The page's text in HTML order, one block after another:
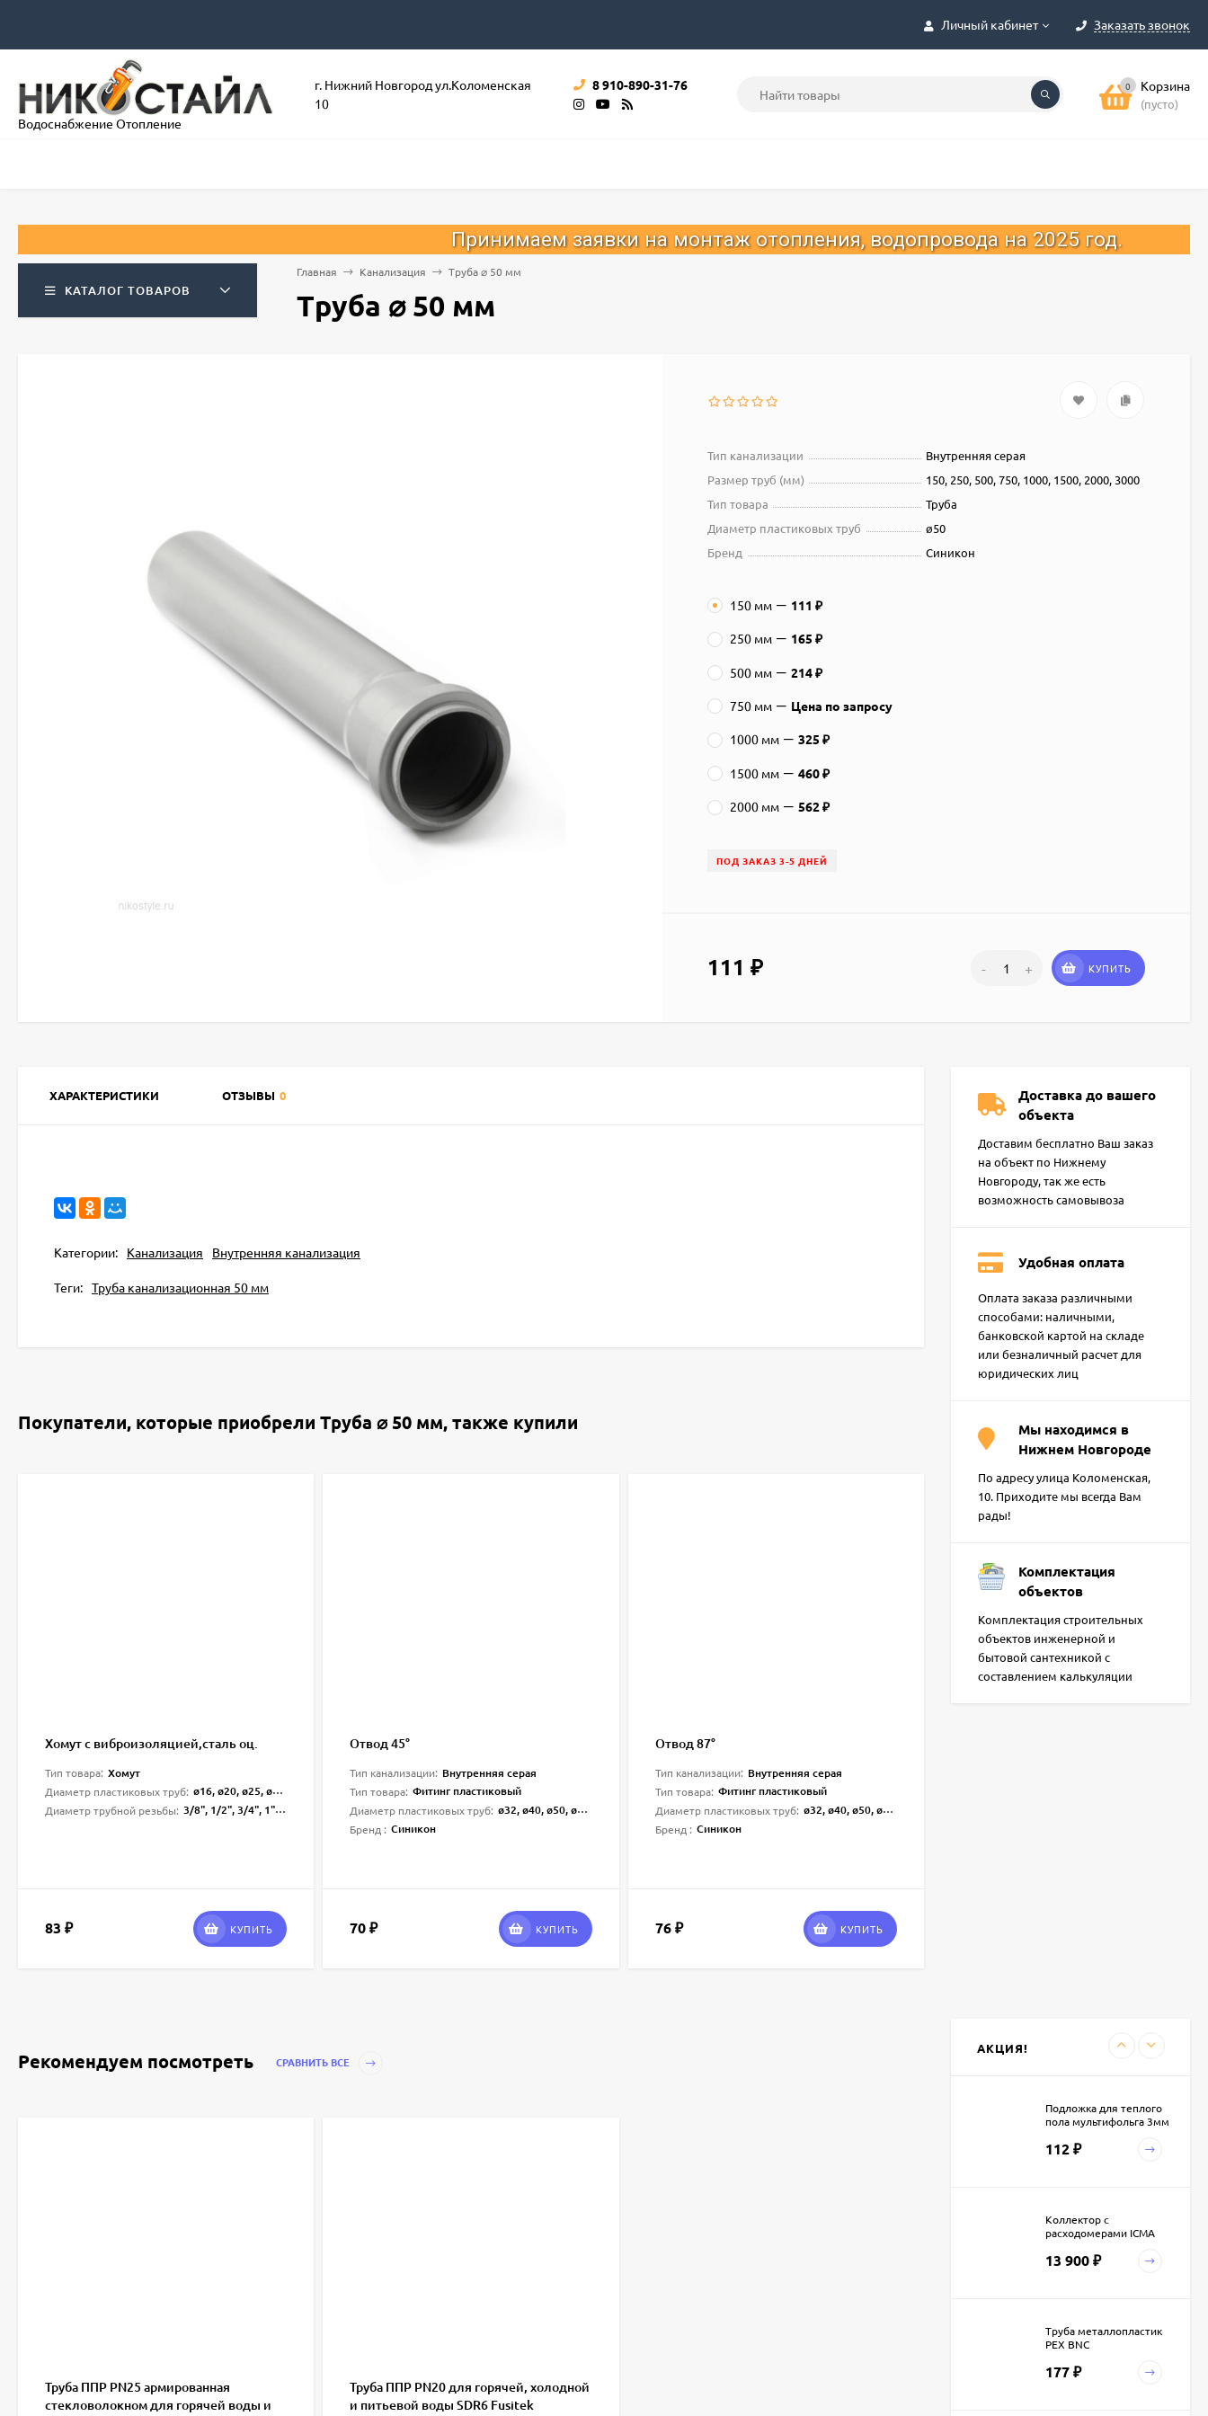
Личный кабинет Заказать звонок
Водоснабжение Отопление
г. Нижний Новгород ул.Коломенская
10
8 910-890-31-76 0 Корзина
(пусто)
Принимаем заявки на монтаж отопления, водопровода на 2025 год.
КАТАЛОГ ТОВАРОВ
Главная Канализация Труба ⌀ 50 мм
Труба ⌀ 50 мм
Тип канализации
Внутренняя серая
Размер труб (мм)
150, 250, 500, 750, 1000, 1500, 2000, 3000
Тип товара
Труба
Диаметр пластиковых труб
ø50
Бренд
Синикон
150 мм 111₽
250 мм 165₽
500 мм 214₽
750 мм Цена по запросу
1000 мм 325₽
1500 мм 460₽
2000 мм 562₽
ПОД ЗАКАЗ 3-5 ДНЕЙ
111₽ - + КУПИТЬ
ХАРАКТЕРИСТИКИ ОТЗЫВЫ 0
Категории: Канализация Внутренняя канализация
Теги: Труба канализационная 50 мм
Покупатели, которые приобрели Труба ⌀ 50 мм, также купили
Хомут c виброизоляцией,сталь оц.
Тип товара: Хомут
Диаметр пластиковых труб: ø16, ø20, ø25, ø32, ø40, ø50, ø63, ø75, ø110
Диаметр трубной резьбы: 3/8", 1/2", 3/4", 1", 11/4", 11/2", 2", 2 1/2", 4"
83 ₽ КУПИТЬ
Отвод 45°
Тип канализации: Внутренняя серая
Тип товара: Фитинг пластиковый
Диаметр пластиковых труб: ø32, ø40, ø50, ø110
Бренд : Синикон
70₽ КУПИТЬ
Отвод 87°
Тип канализации: Внутренняя серая
Тип товара: Фитинг пластиковый
Диаметр пластиковых труб: ø32, ø40, ø50, ø110
Бренд : Синикон
76 ₽ КУПИТЬ
Рекомендуем посмотреть СРАВНИТЬ ВСЕ
Труба ППР PN25 армированная
стекловолокном для горячей воды и
Труба ППР PN20 для горячей, холодной
и питьевой воды SDR6 Fusitek
Доставка до вашего
объекта
Доставим бесплатно Ваш заказ
на объект по Нижнему
Новгороду, так же есть
возможность самовывоза
Удобная оплата
Оплата заказа различными
способами: наличными,
банковской картой на складе
или безналичный расчет для
юридических лиц
Мы находимся в
Нижнем Новгороде
По адресу улица Коломенская,
10. Приходите мы всегда Вам
рады!
Комплектация
объектов
Комплектация строительных
объектов инженерной и
бытовой сантехникой с
составлением калькуляции
АКЦИЯ!
Подложка для теплого
пола мультифольга 3мм
112 ₽
Коллектор с
расходомерами ICMA
13 900 ₽
Труба металлопластик
PEX BNC
177 ₽